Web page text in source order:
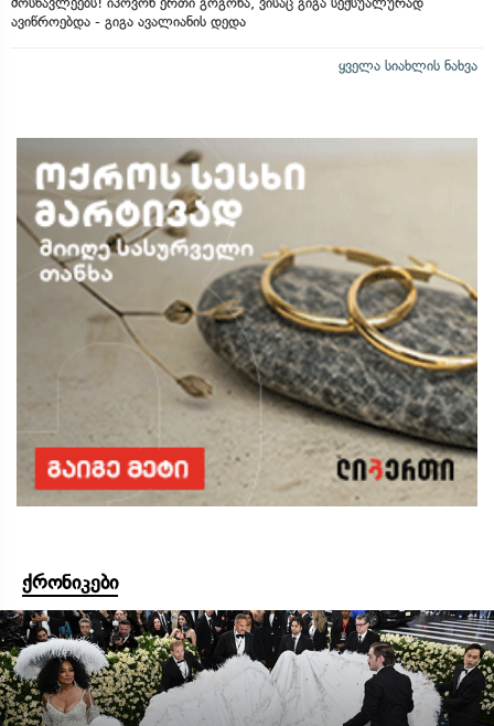
ავიწროებდა - გიგა ავალიანის დედა
ყველა სიახლის ნახვა
ქრონიკები